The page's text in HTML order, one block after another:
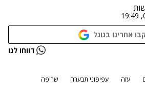
אחרינו בגוגל
דווחו לנו
עזה עפיפוני תבערה שריפה